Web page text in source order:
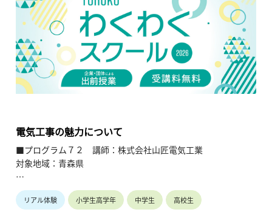
【TOHOKUわくわくスクール】主催：公益財団法人東北活性化
研究センター（https://www.kasseiken.jp/）
東北6県ならびに新潟県の小学生・中学生・高校生を対象と
し、当地域に所在し活躍している様々な分野の企業や団体とを
繋ぐ出前授業です。学問の面白さ・楽しさに触れつつ、地元の
企業や団体の活動内容に触れることで、地元の地域社会・産業
の理解を深めると共に、将来の選択肢の参考としてもらうこと
電気工事の魅力について
■プログラム７２ 講師：株式会社山匠電気工業
対象地域：青森県
【テ ー マ】
電気工事の魅力について
リアル体験 小学生高学年 中学生 高校生